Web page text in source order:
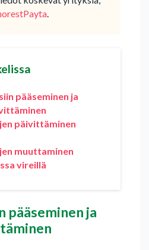
.
pääseminen ja
päivittäminen
muuttaminen
vireillä
pääseminen ja